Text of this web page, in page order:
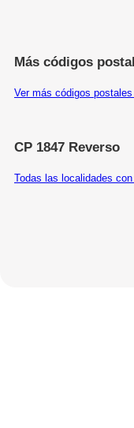
Más códigos
Ver más códigos
CP 1847 Reverso
Todas las localidades